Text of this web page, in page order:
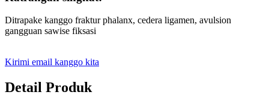
Ditrapake kanggo fraktur phalanx, cedera ligamen, avulsion
gangguan sawise fiksasi
Kirimi email kanggo kita
Detail Produk